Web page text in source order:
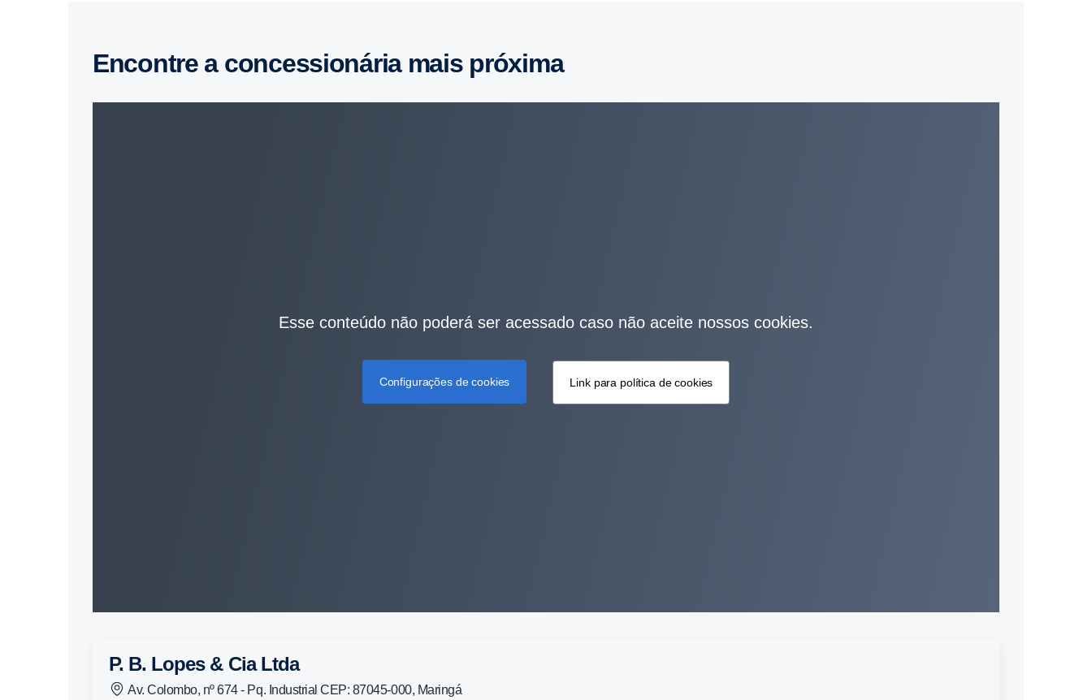
Encontre a concessionária mais próxima
Esse conteúdo não poderá ser acessado caso não aceite nossos cookies.
Configurações de cookies Link para política de cookies
P. B. Lopes & Cia Ltda
Av. Colombo, nº 674 - Pq. Industrial CEP: 87045-000, Maringá